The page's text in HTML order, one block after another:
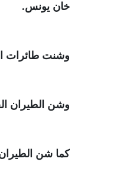
خان يونس.
وشنت طائرات
وشن الطيران
كما شن